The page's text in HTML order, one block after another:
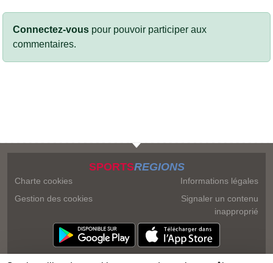
Connectez-vous pour pouvoir participer aux
commentaires.
SPORTSREGIONS
Charte cookies
Gestion des cookies
Informations légales
Signaler un contenu
inapproprié